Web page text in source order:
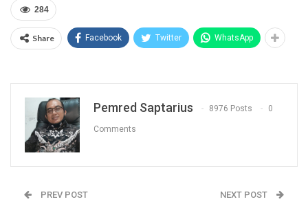
284
Share Facebook Twitter WhatsApp
Pemred Saptarius 8976 Posts 0
Comments
PREV POST NEXT POST